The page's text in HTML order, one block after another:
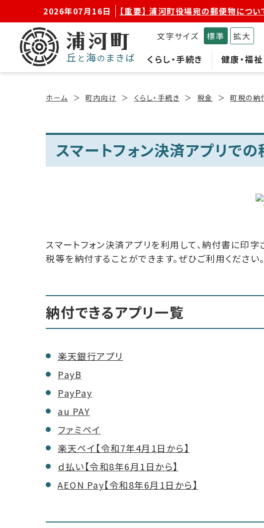
2026年07月16日 【重要】 浦河町役場宛の郵便物につい
くらし・手続き 健康・福祉
文字サイズ 標準 拡大
ホーム 町内向け くらし・手続き 税金 町税の納
スマートフォン決済アプリで
スマートフォン決済アプリを利用して、納付書に印
税等を納付することができます。ぜひご利用ください。
納付できるアプリ一覧
楽天銀行アプリ
PayB
PayPay
au PAY
ファミペイ
楽天ペイ【令和7年4月1日から】
ｄ払い【令和8年6月1日から】
AEON Pay【令和8年6月1日から】